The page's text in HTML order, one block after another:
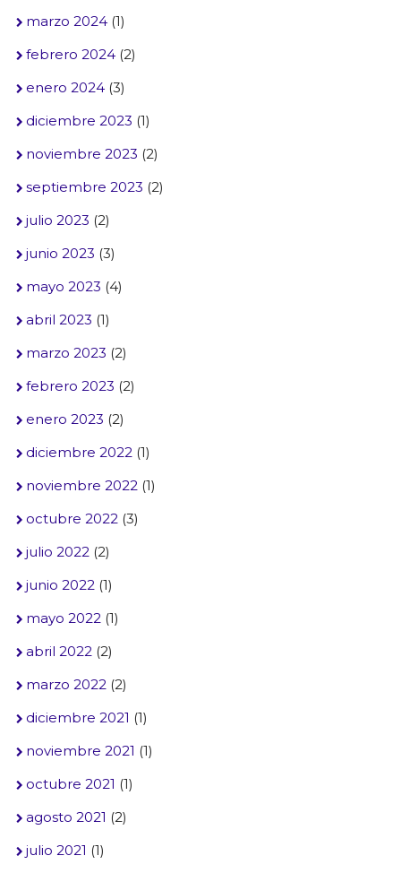
marzo 2024(1)
febrero 2024(2)
enero 2024(3)
diciembre 2023 (1)
noviembre 2023 (2)
septiembre 2023 (2)
julio 2023 (2)
junio 2023 (3)
mayo 2023 (4)
abril 2023 (1)
marzo 2023 (2)
febrero 2023 (2)
enero 2023 (2)
diciembre 2022(1)
noviembre 2022(1)
octubre 2022(3)
julio 2022(2)
junio 2022(1)
mayo 2022(1)
abril 2022(2)
marzo 2022(2)
diciembre 2021 (1)
noviembre 2021 (1)
octubre 2021 (1)
agosto 2021 (2)
julio 2021 (1)